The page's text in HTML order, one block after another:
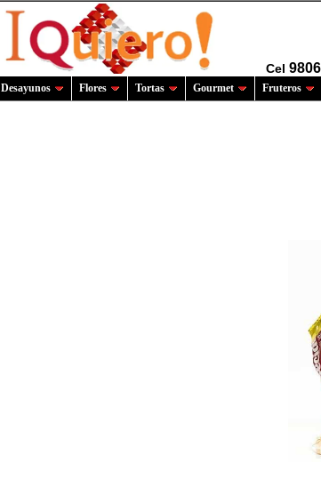
Cel
Desayunos Flores Tortas Gourmet Fruteros